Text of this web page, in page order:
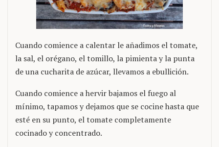
Cuando comience a calentar le añadimos el tomate,
la sal, el orégano, el tomillo, la pimienta y la punta
de una cucharita de azúcar, llevamos a ebullición.
Cuando comience a hervir bajamos el fuego al
mínimo, tapamos y dejamos que se cocine hasta que
esté en su punto, el tomate completamente
cocinado y concentrado.